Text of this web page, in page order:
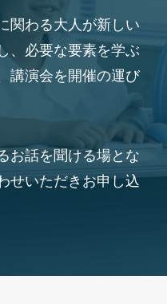
関わる大人が新しい
、必要な要素を学ぶ
講演会を開催の運び
お話を聞ける場とな
せいただきお申し込